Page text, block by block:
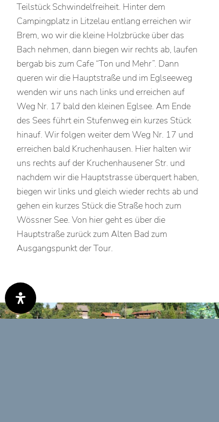
Teilstück Schwindelfreiheit. Hinter dem
Campingplatz in Litzelau entlang erreichen wir
Brem, wo wir die kleine Holzbrücke über das
Bach nehmen, dann biegen wir rechts ab, laufen
bergab bis zum Cafe “Ton und Mehr”. Dann
queren wir die Hauptstraße und im Eglseeweg
wenden wir uns nach links und erreichen auf
Weg Nr. 17 bald den kleinen Eglsee. Am Ende
des Sees führt ein Stufenweg ein kurzes Stück
hinauf. Wir folgen weiter dem Weg Nr. 17 und
erreichen bald Kruchenhausen. Hier halten wir
uns rechts auf der Kruchenhausener Str. und
nachdem wir die Hauptstrasse überquert haben,
biegen wir links und gleich wieder rechts ab und
gehen ein kurzes Stück die Straße hoch zum
Wössner See. Von hier geht es über die
Hauptstraße zurück zum Alten Bad zum
Ausgangspunkt der Tour.